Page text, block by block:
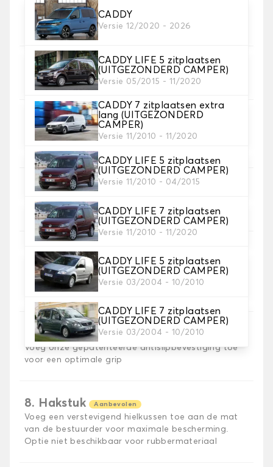
CADDY
Versie 12/2020 - 2026
CADDY LIFE 5 zitplaatsen
(UITGEZONDERD CAMPER)
Versie 05/2015 - 11/2020
CADDY 7 zitplaatsen extra
lang (UITGEZONDERD
CAMPER)
Versie 11/2010 - 11/2020
CADDY LIFE 5 zitplaatsen
(UITGEZONDERD CAMPER)
Versie 11/2010 - 04/2015
CADDY LIFE 7 zitplaatsen
(UITGEZONDERD CAMPER)
Versie 11/2010 - 11/2020
CADDY LIFE 5 zitplaatsen
(UITGEZONDERD CAMPER)
Versie 03/2004 - 10/2010
CADDY LIFE 7 zitplaatsen
(UITGEZONDERD CAMPER)
Versie 03/2004 - 10/2010
2. Materiaal
Kies het materiaal van uw automatten
3. Aantal matten
Selecteer het aantal automatten dat je nodig hebt.
4. Tapijt kleuren
Kies de kleur van je tapijt ..
5. Materiaal riem
Kies het materiaal voor de riem.
6. Kleur koord
Kies de kleur van de riem.
7. Autogrip antislip®
Voeg onze gepatenteerde antislipbevestiging toe
voor een optimale grip
8. Hakstuk Aanbevolen
Voeg een verstevigend hielkussen toe aan de mat
van de bestuurder voor maximale bescherming.
Optie niet beschikbaar voor rubbermateriaal